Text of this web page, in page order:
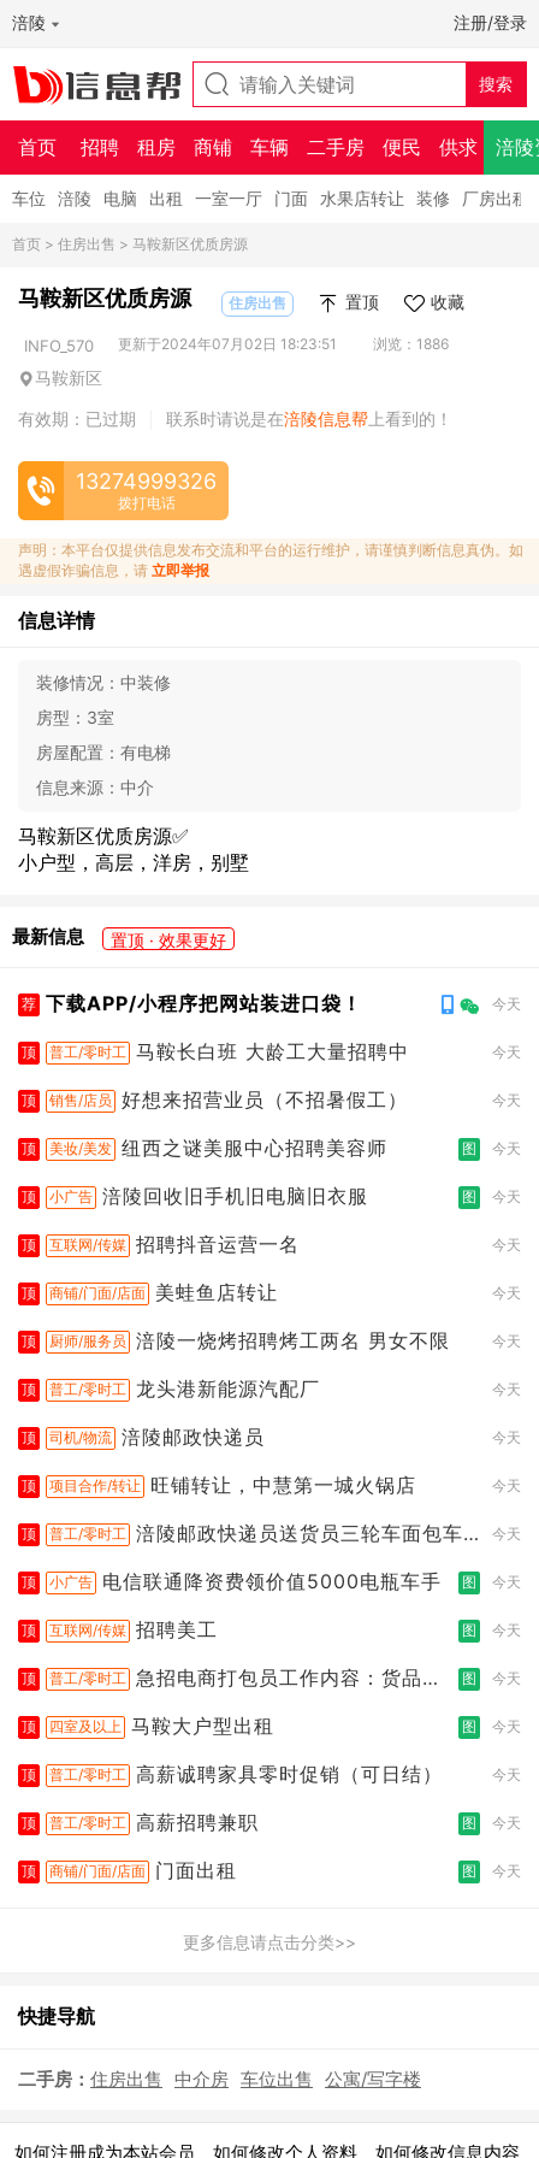
涪陵 注册/登录
首页 招聘 租房 商铺 车辆 二手房 便民 供求 涪陵
车位 涪陵 电脑 出租 一室一厅 门面 水果店转让 装修 厂房出租
首页 > 住房出售 > 马鞍新区优质房源
马鞍新区优质房源 住房出售 置顶 收藏
INFO_570 更新于2024年07月02日 18:23:51 浏览：1886
马鞍新区
有效期：已过期
联系时请说是在涪陵信息帮 上看到的！
13274999326
拨打电话
声明：本平台仅提供信息发布交流和平台的运行维护，请谨慎判断信息真伪。如
遇虚假诈骗信息，请 立即举报
信息详情
装修情况： 中装修
房型： 3室
房屋配置： 有电梯
信息来源： 中介
马鞍新区优质房源✅
小户型，高层，洋房，别墅
最新信息 置顶 · 效果更好
荐 下载APP/小程序把网站装进口袋！ 今天
顶 普工/零时工 马鞍长白班 大龄工大量招聘中 今天
顶 销售/店员 好想来招营业员（不招暑假工） 今天
顶 美妆/美发 纽西之谜美服中心招聘美容师 图 今天
顶 小广告 涪陵回收旧手机旧电脑旧衣服 图 今天
顶 互联网/传媒 招聘抖音运营一名 今天
顶 商铺/门面/店面 美蛙鱼店转让 今天
顶 厨师/服务员 涪陵一烧烤招聘烤工两名 男女不限 今天
顶 普工/零时工 龙头港新能源汽配厂 今天
顶 司机/物流 涪陵邮政快递员 今天
顶 项目合作/转让 旺铺转让，中慧第一城火锅店 今天
顶 普工/零时工 涪陵邮政快递员送货员三轮车面包车
今天
顶 小广告 电信联通降资费领价值5000电瓶车手 图 今天
顶 互联网/传媒 招聘美工 图 今天
顶 普工/零时工 急招电商打包员工作内容：货品分
图 今天
顶 四室及以上 马鞍大户型出租 图 今天
顶 普工/零时工 高薪诚聘家具零时促销（可日结） 今天
顶 普工/零时工 高薪招聘兼职 图 今天
顶 商铺/门面/店面 门面出租 图 今天
更多信息请点击分类>>
快捷导航
二手房： 住房出售 中介房 车位出售 公寓/写字楼
如何注册成为本站会员 如何修改个人资料 如何修改信息内容